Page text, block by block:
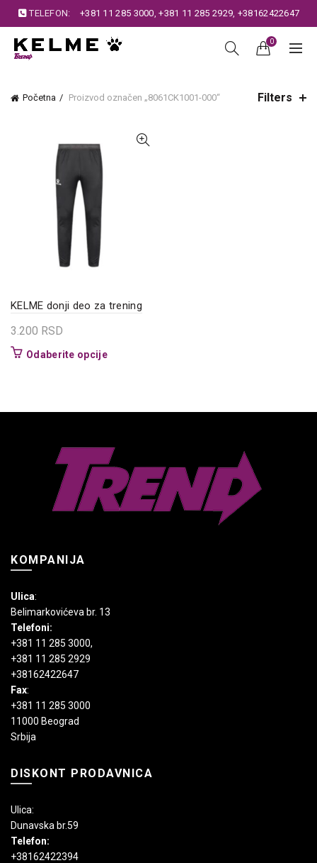
TELEFON: +381 11 285 3000,+381 11 285 2929, +38162422647
0
Početna Proizvod označen „8061CK1001-000“ Filters
KELME donji deo za trening
3.200 RSD
Odaberite opcijeOvaj
mogu
biti
izabrane
na
stranici
KOMPANIJA
Ulica:
Belimarkovićeva br. 13
Telefoni:
+381 11 285 3000,
+381 11 285 2929
+38162422647
Fax:
+381 11 285 3000
11000 Beograd
Srbija
DISKONT PRODAVNICA
Ulica:
Dunavska br.59
Telefon:
+38162422394